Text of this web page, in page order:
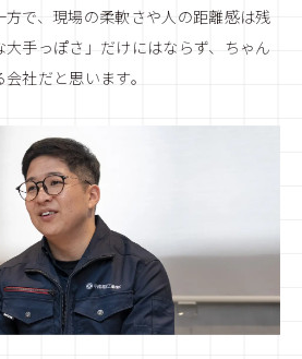
方で、現場の柔軟さや人の距離感は残
手っぽさ」だけにはならず、ちゃん
社だと思います。